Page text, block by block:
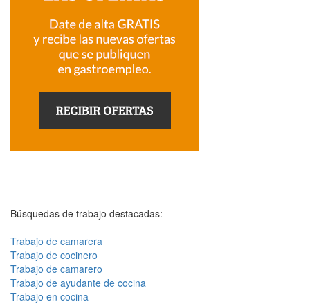
Búsquedas de trabajo destacadas:
Trabajo de camarera
Trabajo de cocinero
Trabajo de camarero
Trabajo de ayudante de cocina
Trabajo en cocina